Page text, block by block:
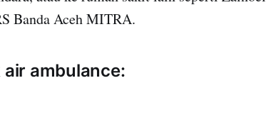
Banda Aceh MITRA.
ambulance: